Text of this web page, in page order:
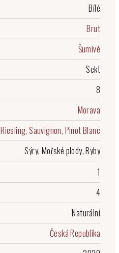
Bílé
Brut
Šumivé
Sekt
8
Morava
Riesling, Sauvignon, Pinot Blanc
Sýry, Mořské plody, Ryby
1
4
Naturální
Česká Republika